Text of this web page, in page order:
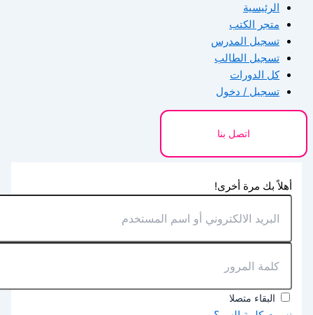
الرئيسية
متجر الكتب
تسجيل المدرس
تسجيل الطالب
كل الدورات
تسجيل / دخول
اتصل بنا
أهلاً بك مرة أخرى!
البقاء متصلا